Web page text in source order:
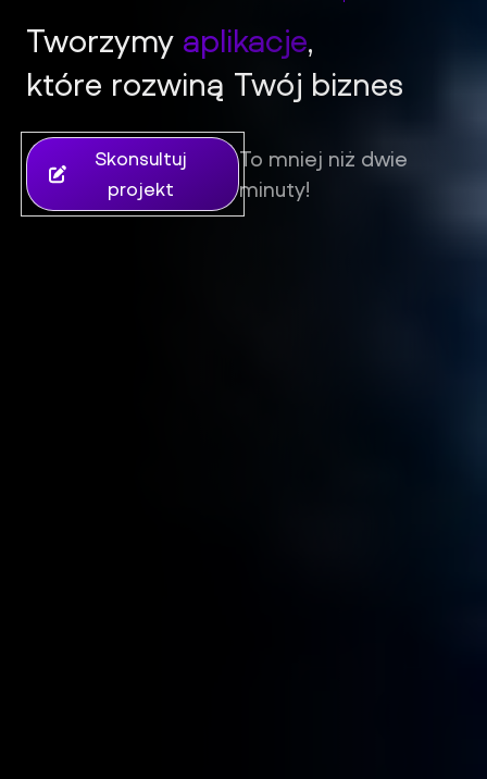
iFil Group - Tworzenie stron internetowych, sklepów i
Tworzymy aplikacje,
które rozwiną Twój biznes
Skonsultuj
projekt
To mniej niż dwie
minuty!